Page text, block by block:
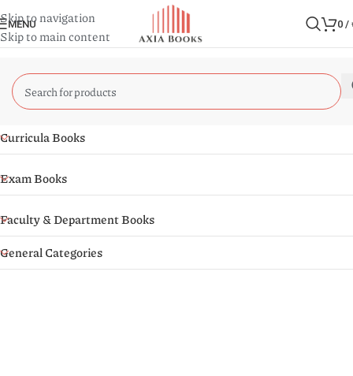
Skip to navigation
Skip to main content
MENU 0 /
Curricula Books
Exam Books
Faculty & Department Books
General Categories